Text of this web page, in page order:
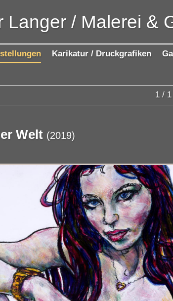
Langer / Malerei &
Karikatur / Druckgrafiken
1/ 1
Welt (2019)